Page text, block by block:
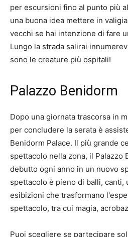
per escursioni fino al punto più
una buona idea mettere in
vecchi se hai intenzione di fare
Lungo la strada salirai
sono le creature più ospitali!
Palazzo Benidorm
Dopo una giornata trascorsa in
per concludere la serata è
Benidorm Palace. Il più grande
spettacolo nella zona, il Palazzo
debutto ogni anno in un nuovo
spettacolo è pieno di balli, canti,
esibizioni che trasformano
spettacolo, tra cui magia,
Puoi scegliere se partecipare